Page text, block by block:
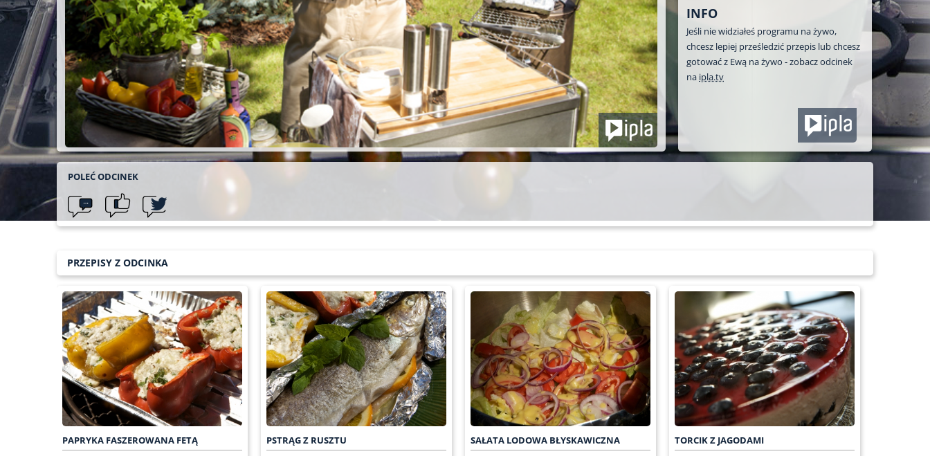
INFO
Jeśli nie widziałeś programu na żywo,
chcesz lepiej prześledzić przepis lub chcesz
gotować z Ewą na żywo - zobacz odcinek
na ipla.tv
POLEĆ ODCINEK
PRZEPISY Z ODCINKA
PAPRYKA FASZEROWANA FETĄ PSTRĄG Z RUSZTU SAŁATA LODOWA BŁYSKAWICZNA TORCIK Z JAGODAMI